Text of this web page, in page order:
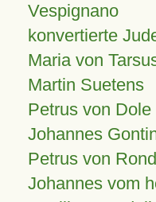
Vespignano
konvertierte
Maria von
Martin Suetens
Petrus von Dole
Johannes
Petrus von
Johannes vom